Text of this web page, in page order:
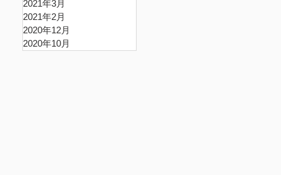
2021年3月
2021年2月
2020年12月
2020年10月